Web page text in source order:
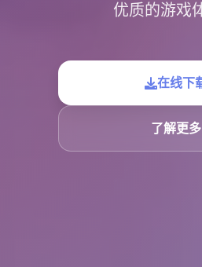
优质的游戏
在线下
了解更多